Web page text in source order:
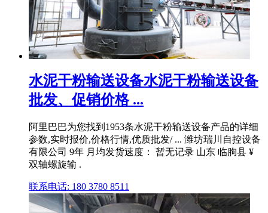
水泥干粉输送设备水泥干粉输送设备
批发、促销价格 ...
阿里巴巴为您找到1953条水泥干粉输送设备产品的详细
参数,实时报价,价格行情,优质批发/ ... 潍坊瑞川自控设备
有限公司 9年 月均发货速度： 暂无记录 山东 临朐县 ¥
双轴螺旋输 .
联系电话: 180 3780 8511